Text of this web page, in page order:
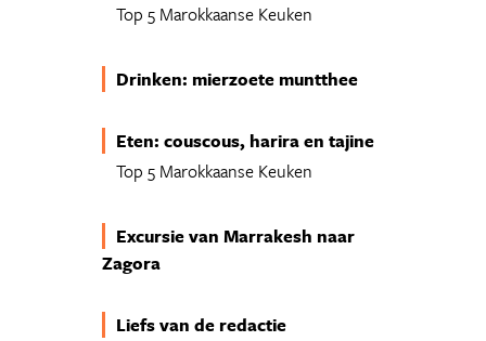
Top 5 Marokkaanse Keuken
Drinken: mierzoete muntthee
Eten: couscous, harira en tajine
Top 5 Marokkaanse Keuken
Excursie van Marrakesh naar
Zagora
Liefs van de redactie